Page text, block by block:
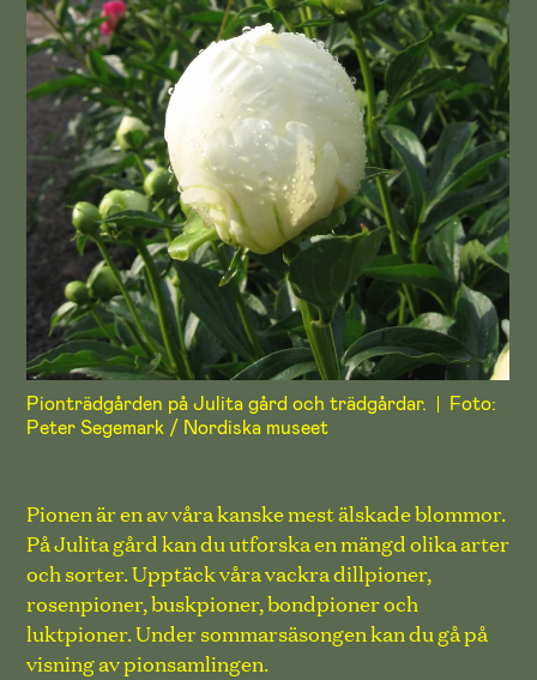
Pionträdgården på Julita gård och trädgårdar.
Foto:
Peter Segemark / Nordiska museet
Pionen är en av våra kanske mest älskade blommor.
På Julita gård kan du utforska en mängd olika arter
och sorter. Upptäck våra vackra dillpioner,
rosenpioner, buskpioner, bondpioner och
luktpioner. Under sommarsäsongen kan du gå på
visning av pionsamlingen.